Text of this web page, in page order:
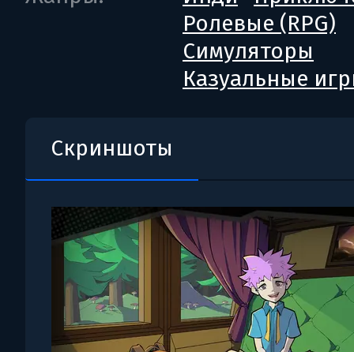
Ролевые (RPG)
Симуляторы
Казуальные
Скриншоты